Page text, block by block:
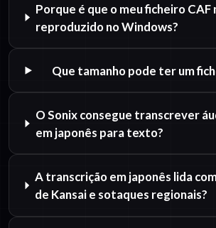
Porque é que o meu ficheiro CAF
reproduzido no Windows?
Que tamanho pode ter um
O Sonix consegue transcrever
em japonês para texto?
A transcrição em japonês lida
de Kansai e sotaques regionais?